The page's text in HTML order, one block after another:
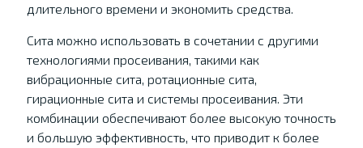
длительного времени и экономить средства.
Сита можно использовать в сочетании с другими
технологиями просеивания, такими как
вибрационные сита, ротационные сита,
гирационные сита и системы просеивания. Эти
комбинации обеспечивают более высокую точность
и большую эффективность, что приводит к более